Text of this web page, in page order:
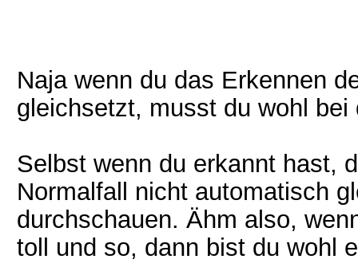
Naja wenn du das Erkennen
gleichsetzt, musst du wohl
Selbst wenn du erkannt hast,
Normalfall nicht automatisch
durchschauen. Ähm also,
toll und so, dann bist du wohl